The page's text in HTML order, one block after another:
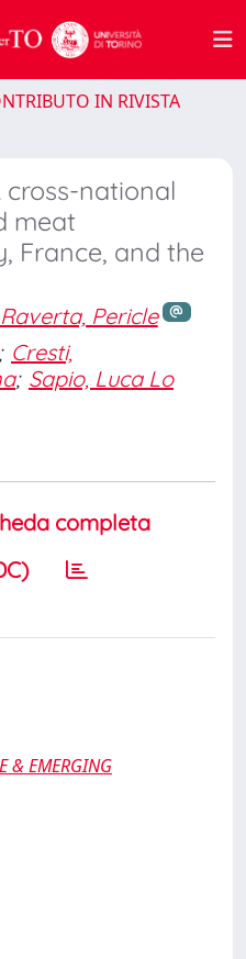
IN RIVISTA
cross-national
meat
France, and the
Raverta, Pericle
Cresti,
; Sapio, Luca Lo
completa
& EMERGING